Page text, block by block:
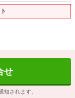
せ
知されます。